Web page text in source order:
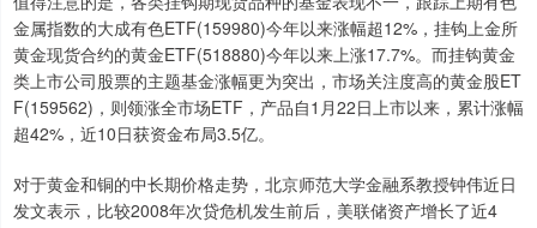
金属指数的大成有色ETF(159980)今年以来涨幅超12%，挂钩上金所
黄金现货合约的黄金ETF(518880)今年以来上涨17.7%。而挂钩黄金
类上市公司股票的主题基金涨幅更为突出，市场关注度高的黄金股ET
F(159562)，则领涨全市场ETF，产品自1月22日上市以来，累计涨幅
超42%，近10日获资金布局3.5亿。
对于黄金和铜的中长期价格走势，北京师范大学金融系教授钟伟近日
发文表示，比较2008年次贷危机发生前后，美联储资产增长了近4